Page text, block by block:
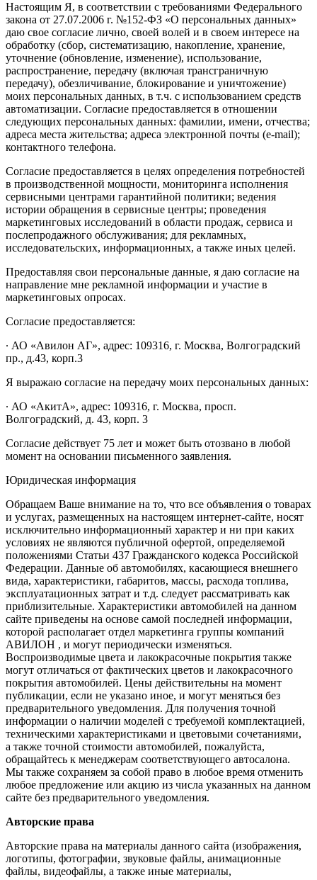
Настоящим Я, в соответствии с требованиями Федерального
закона от 27.07.2006 г. №152-ФЗ «О персональных данных»
даю свое согласие лично, своей волей и в своем интересе на
обработку (сбор, систематизацию, накопление, хранение,
уточнение (обновление, изменение), использование,
распространение, передачу (включая трансграничную
передачу), обезличивание, блокирование и уничтожение)
моих персональных данных, в т.ч. с использованием средств
автоматизации. Согласие предоставляется в отношении
следующих персональных данных: фамилии, имени, отчества;
адреса места жительства; адреса электронной почты (e-mail);
контактного телефона.
Согласие предоставляется в целях определения потребностей
в производственной мощности, мониторинга исполнения
сервисными центрами гарантийной политики; ведения
истории обращения в сервисные центры; проведения
маркетинговых исследований в области продаж, сервиса и
послепродажного обслуживания; для рекламных,
исследовательских, информационных, а также иных целей.
Предоставляя свои персональные данные, я даю согласие на
направление мне рекламной информации и участие в
маркетинговых опросах.
Согласие предоставляется:
∙ АО «Авилон АГ», адрес: 109316, г. Москва, Волгоградский
пр., д.43, корп.3
Я выражаю согласие на передачу моих персональных данных:
∙ АО «АкитА», адрес: 109316, г. Москва, просп.
Волгоградский, д. 43, корп. 3
Согласие действует 75 лет и может быть отозвано в любой
момент на основании письменного заявления.
Юридическая информация
Обращаем Ваше внимание на то, что все объявления о товарах
и услугах, размещенных на настоящем интернет-сайте, носят
исключительно информационный характер и ни при каких
условиях не являются публичной офертой, определяемой
положениями Статьи 437 Гражданского кодекса Российской
Федерации. Данные об автомобилях, касающиеся внешнего
вида, характеристики, габаритов, массы, расхода топлива,
эксплуатационных затрат и т.д. следует рассматривать как
приблизительные. Характеристики автомобилей на данном
сайте приведены на основе самой последней информации,
которой располагает отдел маркетинга группы компаний
АВИЛОН , и могут периодически изменяться.
Воспроизводимые цвета и лакокрасочные покрытия также
могут отличаться от фактических цветов и лакокрасочного
покрытия автомобилей. Цены действительны на момент
публикации, если не указано иное, и могут меняться без
предварительного уведомления. Для получения точной
информации о наличии моделей с требуемой комплектацией,
техническими характеристиками и цветовыми сочетаниями,
а также точной стоимости автомобилей, пожалуйста,
обращайтесь к менеджерам соответствующего автосалона.
Мы также сохраняем за собой право в любое время отменить
любое предложение или акцию из числа указанных на данном
сайте без предварительного уведомления.
Авторские права
Авторские права на материалы данного сайта (изображения,
логотипы, фотографии, звуковые файлы, анимационные
файлы, видеофайлы, а также иные материалы,